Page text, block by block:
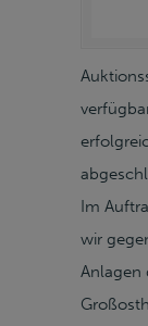
Im
wir
Anlagen